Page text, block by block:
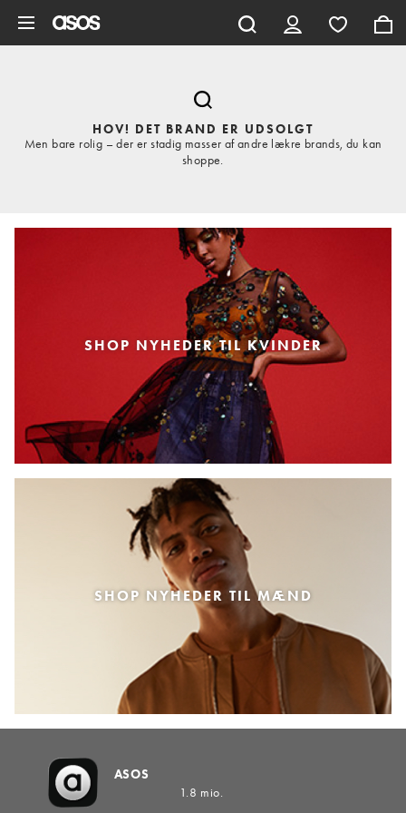
HOV! DET BRAND ER UDSOLGT
Men bare rolig – der er stadig masser af andre lækre brands, du kan
shoppe.
SHOP NYHEDER TIL KVINDER
SHOP NYHEDER TIL MÆND
ASOS
1.8 mio.